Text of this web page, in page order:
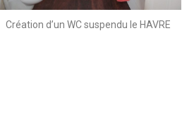
Création d’un WC suspendu le HAVRE